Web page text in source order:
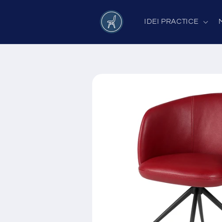
IDEI PRACTICE